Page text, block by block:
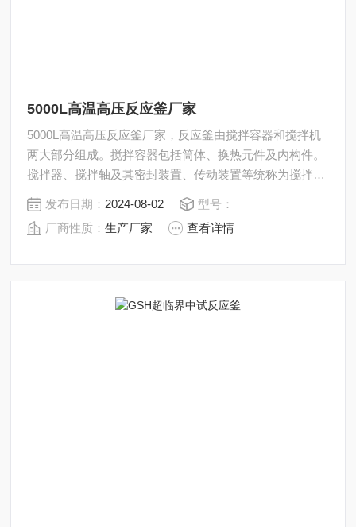
5000L高温高压反应釜厂家
5000L高温高压反应釜厂家，反应釜由搅拌容器和搅拌机
两大部分组成。搅拌容器包括筒体、换热元件及内构件。
搅拌器、搅拌轴及其密封装置、传动装置等统称为搅拌
机。
发布日期： 2024-08-02
型号：
厂商性质：生产厂家 查看详情